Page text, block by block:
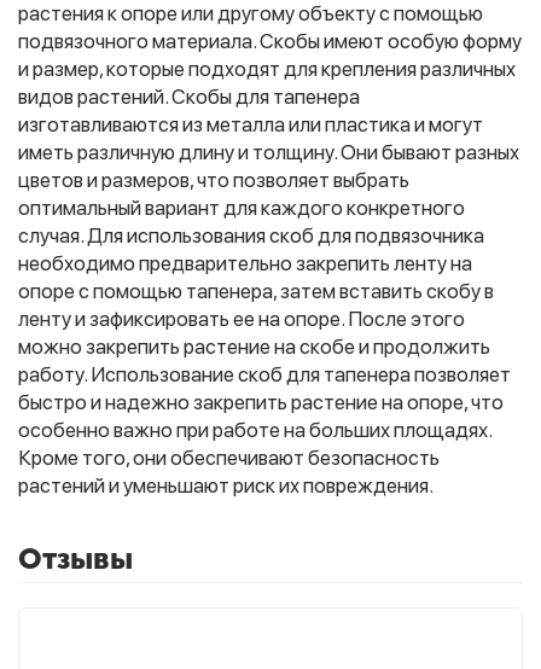
Фитолампы
растения к опоре или другому объекту с помощью
подвязочного материала. Скобы имеют особую форму
и размер, которые подходят для крепления различных
видов растений. Скобы для тапенера
изготавливаются из металла или пластика и могут
иметь различную длину и толщину. Они бывают разных
цветов и размеров, что позволяет выбрать
оптимальный вариант для каждого конкретного
случая. Для использования скоб для подвязочника
необходимо предварительно закрепить ленту на
опоре с помощью тапенера, затем вставить скобу в
ленту и зафиксировать ее на опоре. После этого
можно закрепить растение на скобе и продолжить
работу. Использование скоб для тапенера позволяет
быстро и надежно закрепить растение на опоре, что
особенно важно при работе на больших площадях.
Кроме того, они обеспечивают безопасность
растений и уменьшают риск их повреждения.
Отзывы